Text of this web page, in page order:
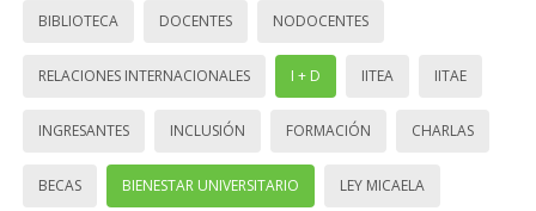
BIBLIOTECA DOCENTES NODOCENTES
RELACIONES INTERNACIONALES I + D IITEA IITAE
INGRESANTES INCLUSIÓN FORMACIÓN CHARLAS
BECAS BIENESTAR UNIVERSITARIO LEY MICAELA